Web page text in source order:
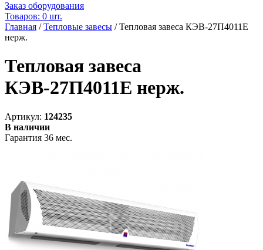
Заказ оборудования
Товаров: 0 шт.
Главная /Тепловые завесы /Тепловая завеса КЭВ-27П4011E
нерж.
Тепловая завеса
КЭВ-27П4011E нерж.
Артикул: 124235
В наличии
Гарантия 36 мес.